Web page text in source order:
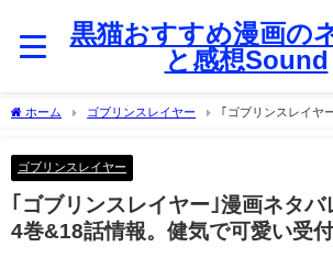
黒猫おすすめ漫画の
と感想Sound
ホーム ゴブリンスレイヤー
｢ゴブリンスレイヤ
ゴブリンスレイヤー
｢ゴブリンスレイヤー｣漫画ネタ
4巻&18話情報。健気で可愛い受